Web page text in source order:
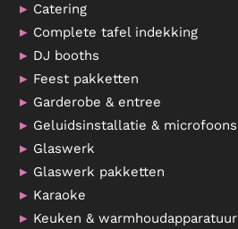
Catering
Complete tafel indekking
DJ booths
Feest pakketten
Garderobe & entree
Geluidsinstallatie & microfoons
Glaswerk
Glaswerk pakketten
Karaoke
Keuken & warmhoudapparatuur